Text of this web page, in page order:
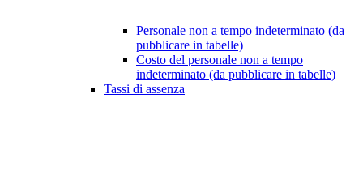
Personale non a tempo indeterminato (da
pubblicare in tabelle)
Costo del personale non a tempo
indeterminato (da pubblicare in tabelle)
Tassi di assenza